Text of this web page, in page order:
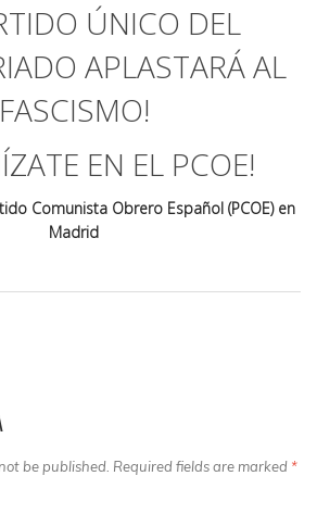
ÚNICO DEL
APLASTARÁ AL
FASCISMO!
EN EL PCOE!
Comunista Obrero Español (PCOE) en
Madrid
be published. Required fields are marked *